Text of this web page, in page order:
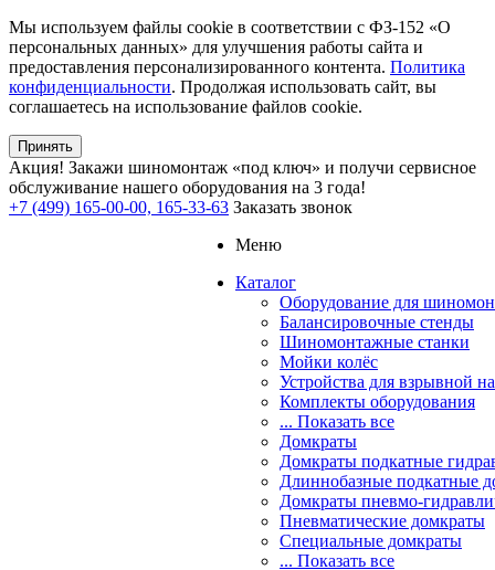
Мы используем файлы cookie в соответствии с ФЗ-152 «О
персональных данных» для улучшения работы сайта и
предоставления персонализированного контента. Политика
конфиденциальности. Продолжая использовать сайт, вы
соглашаетесь на использование файлов cookie.
Принять
Акция! Закажи шиномонтаж «под ключ» и получи сервисное
обслуживание нашего оборудования на 3 года!
+7 (499) 165-00-00, 165-33-63 Заказать звонок
Меню
Каталог
Оборудование для
Балансировочные стенды
Шиномонтажные станки
Мойки колёс
Устройства для взрывной
Комплекты оборудования
... Показать все
Домкраты
Домкраты подкатные
Длиннобазные подкатные
Домкраты пневмо-
Пневматические домкраты
Специальные домкраты
... Показать все